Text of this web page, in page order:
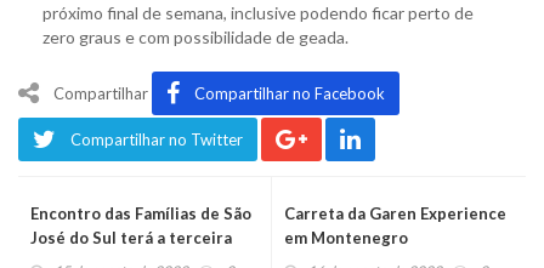
próximo final de semana, inclusive podendo ficar perto de
zero graus e com possibilidade de geada.
Compartilhar Compartilhar no Facebook
Compartilhar no Twitter
Encontro das Famílias de São
José do Sul terá a terceira
edição
Carreta da Garen Experience
em Montenegro